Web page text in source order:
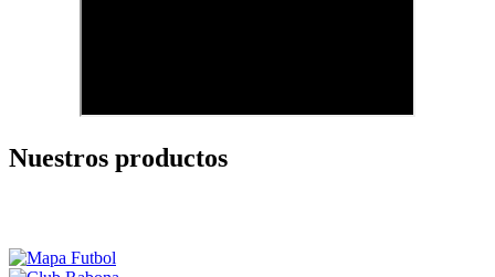
Nuestros productos